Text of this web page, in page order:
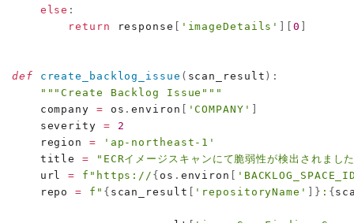
else :
return
response 'imageDetails' [0
def create_backlog_issue ( scan_result ) :
"""Create Backlog Issue"""
    company
= os .environ 'COMPANY'
    severity
=
2
    region
=
'ap-northeast-1'
    title
=
"ECRイメージスキャンにて脆弱性が検出されまし
    url
= f"https:// { os . environ
    repo
= f" { scan_result 'repositoryName' } : {